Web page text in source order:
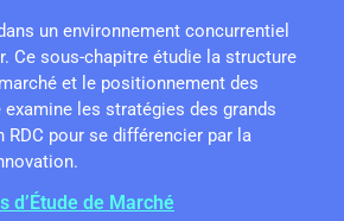
un environnement concurrentiel
Ce sous-chapitre étudie la structure
et le positionnement des
examine les stratégies des grands
RDC pour se différencier par la
d’Étude de Marché